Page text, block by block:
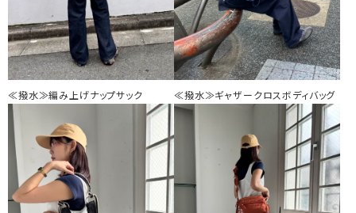
≪撥水≫編み上げナップサック ≪撥水≫ギャザークロスボディバッグ